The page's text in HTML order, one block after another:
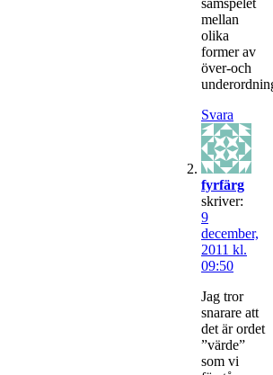
mellan
olika
former av
över-och
Svara
fyrfärg
skriver:
9
december,
2011 kl.
09:50
Jag tror
snarare att
det är ordet
”värde”
som vi